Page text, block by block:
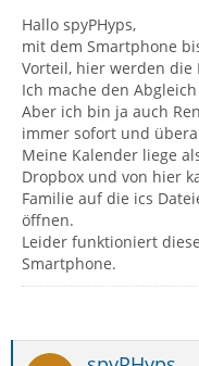
Hallo spyPHyps,
mit dem Smartphone
Vorteil, hier werden
Ich mache den
Aber ich bin ja auch
immer sofort und
Meine Kalender liege
Dropbox und von hier
Familie auf die ics
öffnen.
Leider funktioniert
Smartphone.